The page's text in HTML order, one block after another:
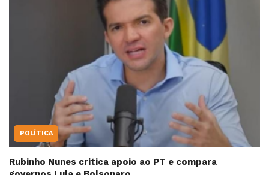
POLÍTICA
Rubinho Nunes critica apoio ao PT e compara